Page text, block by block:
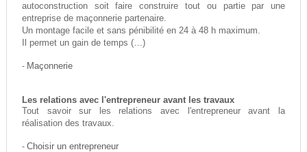
autoconstruction soit faire construire tout ou partie par une
entreprise de maçonnerie partenaire.
Un montage facile et sans pénibilité en 24 à 48 h maximum.
Il permet un gain de temps (…)
- Maçonnerie
Les relations avec l'entrepreneur avant les travaux
Tout savoir sur les relations avec l'entrepreneur avant la
réalisation des travaux.
- Choisir un entrepreneur